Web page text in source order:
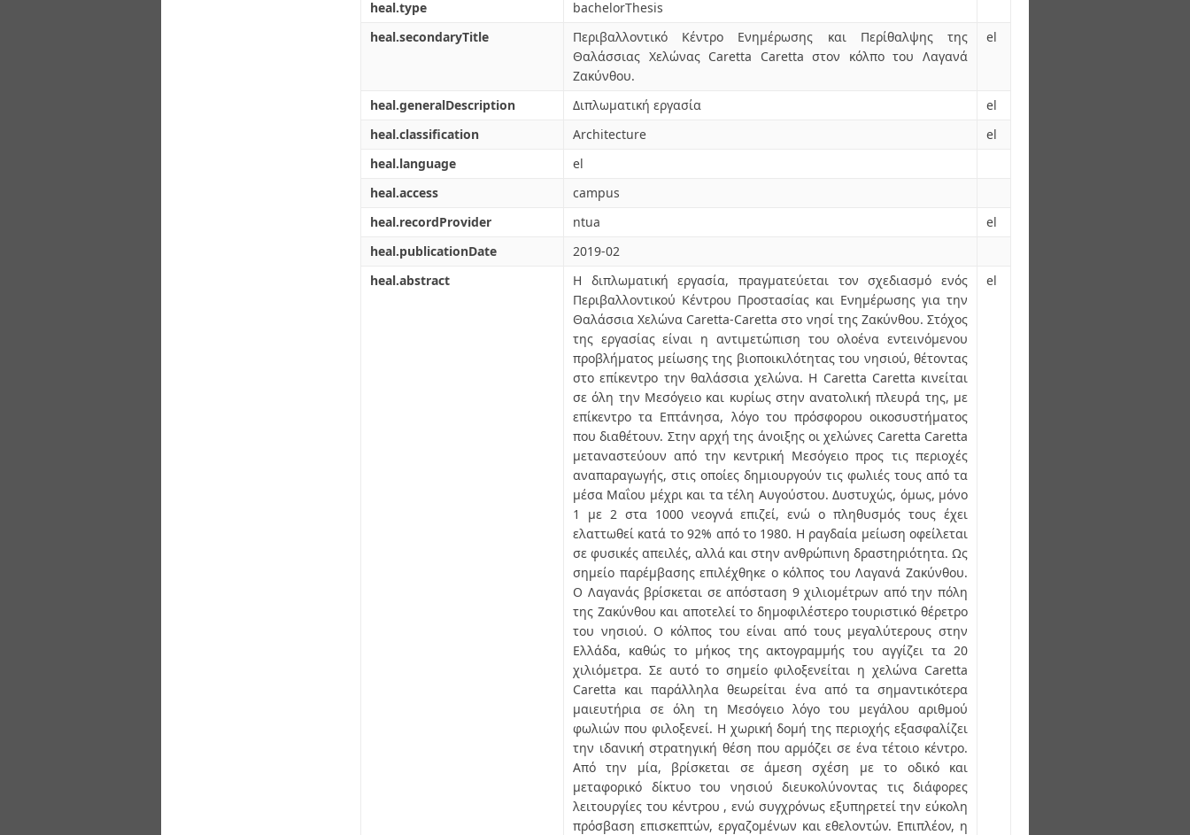
heal.type
bachelorThesis
heal.secondaryTitle
Περιβαλλοντικό Κέντρο Ενημέρωσης και Περίθαλψης της
Θαλάσσιας Χελώνας Caretta Caretta στον κόλπο του Λαγανά
Ζακύνθου.
el
heal.generalDescription Διπλωματική εργασία
el
heal.classification
Architecture
el
heal.language
el
heal.access
campus
heal.recordProvider
ntua
el
heal.publicationDate
2019-02
heal.abstract
Η διπλωματική εργασία, πραγματεύεται τον σχεδιασμό ενός
Περιβαλλοντικού Κέντρου Προστασίας και Ενημέρωσης για την
Θαλάσσια Χελώνα Caretta-Caretta στο νησί της Ζακύνθου. Στόχος
της εργασίας είναι η αντιμετώπιση του ολοένα εντεινόμενου
προβλήματος μείωσης της βιοποικιλότητας του νησιού, θέτοντας
στο επίκεντρο την θαλάσσια χελώνα. Η Caretta Caretta κινείται
σε όλη την Μεσόγειο και κυρίως στην ανατολική πλευρά της, με
επίκεντρο τα Επτάνησα, λόγο του πρόσφορου οικοσυστήματος
που διαθέτουν. Στην αρχή της άνοιξης οι χελώνες Caretta Caretta
μεταναστεύουν από την κεντρική Μεσόγειο προς τις περιοχές
αναπαραγωγής, στις οποίες δημιουργούν τις φωλιές τους από τα
μέσα Μαΐου μέχρι και τα τέλη Αυγούστου. Δυστυχώς, όμως, μόνο
1 με 2 στα 1000 νεογνά επιζεί, ενώ ο πληθυσμός τους έχει
ελαττωθεί κατά το 92% από το 1980. Η ραγδαία μείωση οφείλεται
σε φυσικές απειλές, αλλά και στην ανθρώπινη δραστηριότητα. Ως
σημείο παρέμβασης επιλέχθηκε ο κόλπος του Λαγανά Ζακύνθου.
Ο Λαγανάς βρίσκεται σε απόσταση 9 χιλιομέτρων από την πόλη
της Ζακύνθου και αποτελεί το δημοφιλέστερο τουριστικό θέρετρο
του νησιού. Ο κόλπος του είναι από τους μεγαλύτερους στην
Ελλάδα, καθώς το μήκος της ακτογραμμής του αγγίζει τα 20
χιλιόμετρα. Σε αυτό το σημείο φιλοξενείται η χελώνα Caretta
Caretta και παράλληλα θεωρείται ένα από τα σημαντικότερα
μαιευτήρια σε όλη τη Μεσόγειο λόγο του μεγάλου αριθμού
φωλιών που φιλοξενεί. Η χωρική δομή της περιοχής εξασφαλίζει
την ιδανική στρατηγική θέση που αρμόζει σε ένα τέτοιο κέντρο.
Από την μία, βρίσκεται σε άμεση σχέση με το οδικό και
μεταφορικό δίκτυο του νησιού διευκολύνοντας τις διάφορες
λειτουργίες του κέντρου , ενώ συγχρόνως εξυπηρετεί την εύκολη
πρόσβαση επισκεπτών, εργαζομένων και εθελοντών. Επιπλέον, η
el